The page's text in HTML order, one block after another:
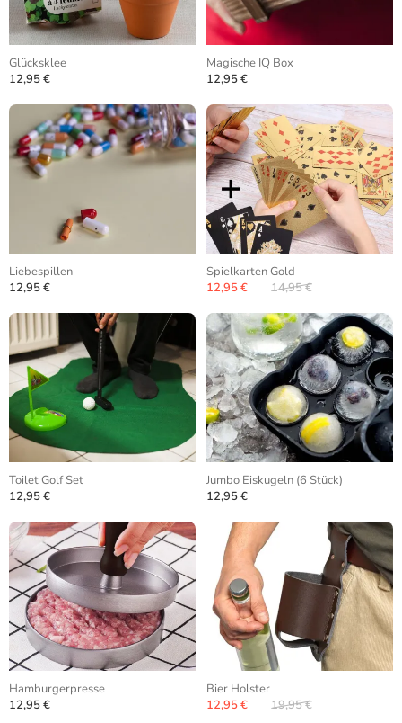
Glücksklee
12,95 €
Magische IQ Box
12,95 €
Liebespillen
12,95 €
Spielkarten Gold
12,95 €
14,95 €
Toilet Golf Set
12,95 €
Jumbo Eiskugeln (6 Stück)
12,95 €
Hamburgerpresse
12,95 €
Bier Holster
12,95 €
19,95 €